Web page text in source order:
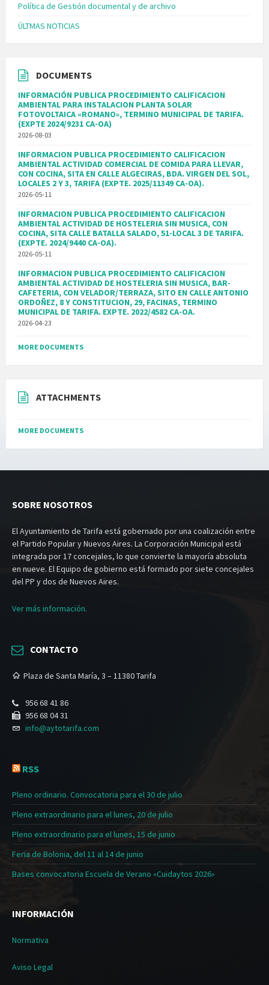
Política de Gestión documental y de archivo
ÚLTMAS NOTICIAS
DOCUMENTS
INFORMACIÓN PUBLICA PROCEDIMIENTO CALIFICACION
AMBIENTAL PARA INSTALACION PLANTA SOLAR
FOTOVOLTAICA «ROMANO», TERMINO MUNICIPAL DE TARIFA.
(EXPTE 2024/9231 CA-OA)
2026-08-03
INFORMACION PUBLICA PROCEDIMIENTO CALIFICACION
AMBIENTAL ACTIVIDAD COMERCIAL DE COMIDA PARA LLEVAR,
CON COCINA, SITA EN CALLE ALGECIRAS, BDA. VIRGEN DEL SOL,
LOCALES 2 Y 3, TARIFA (EXPTE. 2025/11349 CA-OA).
2026-05-11
INFORMACION PUBLICA PROCEDIMIENTO CALIFICACION
AMBIENTAL ACTIVIDAD DE HOSTELERIA SIN MUSICA, CON
COCINA, SITA CALLE BATALLA SALADO, 51-LOCAL 3 DE TARIFA.
(EXPTE. 2024/9440 CA-OA).
2026-05-11
INFORMACION PUBLICA PROCEDIMIENTO CALIFICACION
AMBIENTAL ACTIVIDAD DE HOSTELERIA SIN MUSICA, BAR-
CAFETERIA, CON VELADOR/TERRAZA, SITO EN CALLE ANTONIO
ORDOÑEZ, 8 Y CONSTITUCION, 29, FACINAS, TERMINO
MUNICIPAL DE TARIFA. EXPTE. 2022/4582 CA-OA.
2026-04-23
MORE DOCUMENTS
ATTACHMENTS
MORE DOCUMENTS
SOBRE NOSOTROS
El Ayuntamiento de Tarifa está gobernado por una coalización entre
el Partido Popular y Nuevos Aires. La Corporación Municipal está
integrada por 17 concejales, lo que convierte la mayoría absoluta
en nueve. El Equipo de gobierno está formado por siete concejales
del PP y dos de Nuevos Aires.
Ver más información.
CONTACTO
Plaza de Santa María, 3 – 11380 Tarifa
956 68 41 86
956 68 04 31
info@aytotarifa.com
RSS
Pleno ordinario. Convocatoria para el 30 de julio
Pleno extraordinario para el lunes, 20 de julio
Pleno extraordinario para el lunes, 15 de junio
Feria de Bolonia, del 11 al 14 de junio
Bases convocatoria Escuela de Verano «Cuidaytos 2026»
INFORMACIÓN
Normativa
Aviso Legal